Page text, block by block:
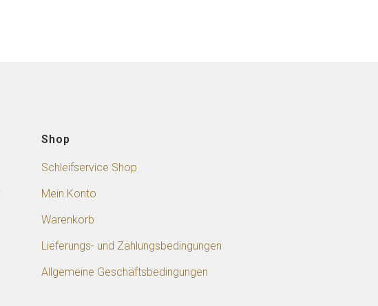
Shop
Schleifservice Shop
Mein Konto
Warenkorb
Lieferungs- und Zahlungsbedingungen
Allgemeine Geschäftsbedingungen